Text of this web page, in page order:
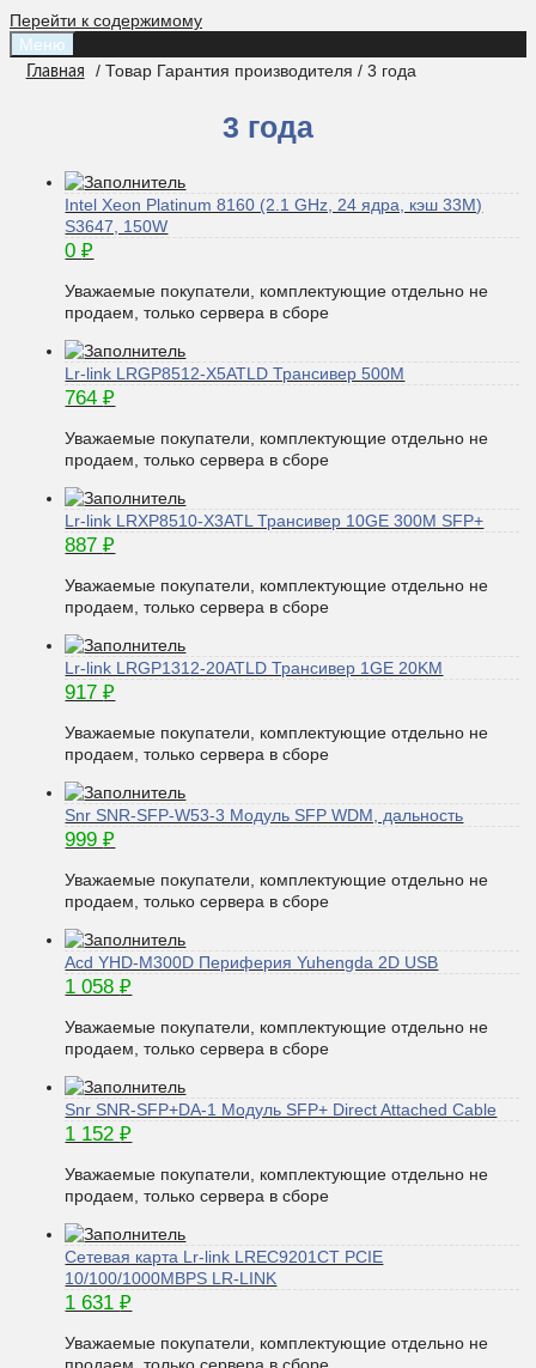
Перейти к содержимому
Меню
Главная / Товар Гарантия производителя / 3 года
3 года
Intel Xeon Platinum 8160 (2.1 GHz, 24 ядра, кэш 33M)
S3647, 150W
0₽
Уважаемые покупатели, комплектующие отдельно не
продаем, только сервера в сборе
Lr-link LRGP8512-X5ATLD Трансивер 500M
764₽
Уважаемые покупатели, комплектующие отдельно не
продаем, только сервера в сборе
Lr-link LRXP8510-X3ATL Трансивер 10GE 300M SFP+
887₽
Уважаемые покупатели, комплектующие отдельно не
продаем, только сервера в сборе
Lr-link LRGP1312-20ATLD Трансивер 1GE 20KM
917₽
Уважаемые покупатели, комплектующие отдельно не
продаем, только сервера в сборе
Snr SNR-SFP-W53-3 Модуль SFP WDM, дальность
999₽
Уважаемые покупатели, комплектующие отдельно не
продаем, только сервера в сборе
Acd YHD-M300D Периферия Yuhengda 2D USB
1 058₽
Уважаемые покупатели, комплектующие отдельно не
продаем, только сервера в сборе
Snr SNR-SFP+DA-1 Модуль SFP+ Direct Attached Cable
1 152₽
Уважаемые покупатели, комплектующие отдельно не
продаем, только сервера в сборе
Сетевая карта Lr-link LREC9201CT PCIE
10/100/1000MBPS LR-LINK
1 631₽
Уважаемые покупатели, комплектующие отдельно не
продаем, только сервера в сборе